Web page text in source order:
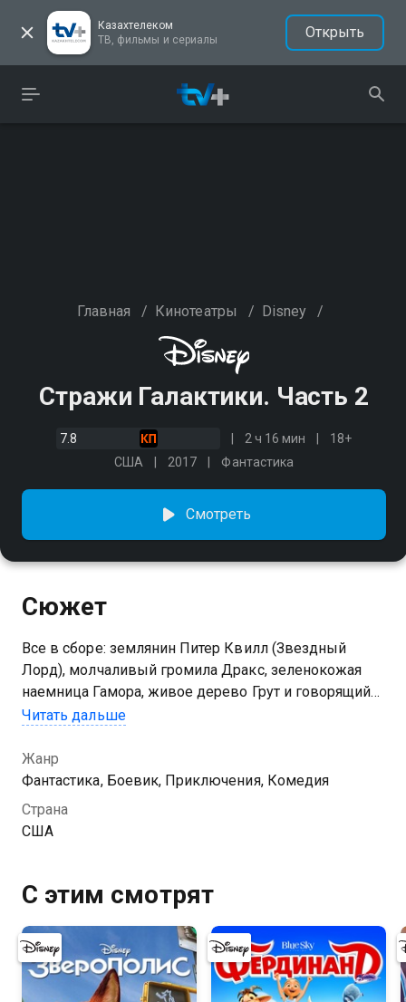
Казахтелеком
ТВ, фильмы и сериалы
Открыть
Главная / Кинотеатры / Disney /
Стражи Галактики. Часть 2
7.8 2 ч 16 мин
18+
США
2017 Фантастика
Смотреть
Сюжет
Все в сборе: землянин Питер Квилл (Звездный
Лорд), молчаливый громила Дракс, зеленокожая
наемница Гамора, живое дерево Грут и говорящий
енот. Герои не изменяют себе и с завидной
немыслимые ситуации, выпутываясь из них почти
без ущерба (а иногда даже с пользой) для
окружающих. На этот раз им предстоит раскрыть
одну из самых главных тайн во всей Галактике: кто
Читать дальше
Жанр
Фантастика, Боевик, Приключения, Комедия
Страна
США
С этим смотрят